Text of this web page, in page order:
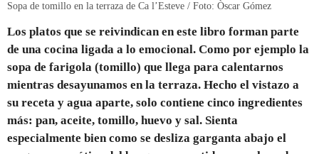
Sopa de tomillo en la terraza de Ca l’Esteve / Foto: Òscar Gómez
Los platos que se reivindican en este libro forman parte
de una cocina ligada a lo emocional. Como por ejemplo la
sopa de farigola (tomillo) que llega para calentarnos
mientras desayunamos en la terraza. Hecho el vistazo a
su receta y agua aparte, solo contiene cinco ingredientes
más: pan, aceite, tomillo, huevo y sal. Sienta
especialmente bien como se desliza garganta abajo el